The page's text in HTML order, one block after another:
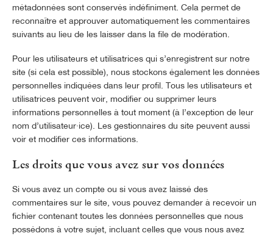
métadonnées sont conservés indéfiniment. Cela permet de
reconnaître et approuver automatiquement les commentaires
suivants au lieu de les laisser dans la file de modération.
Pour les utilisateurs et utilisatrices qui s’enregistrent sur notre
site (si cela est possible), nous stockons également les données
personnelles indiquées dans leur profil. Tous les utilisateurs et
utilisatrices peuvent voir, modifier ou supprimer leurs
informations personnelles à tout moment (à l’exception de leur
nom d’utilisateur·ice). Les gestionnaires du site peuvent aussi
voir et modifier ces informations.
Les droits que vous avez sur vos données
Si vous avez un compte ou si vous avez laissé des
commentaires sur le site, vous pouvez demander à recevoir un
fichier contenant toutes les données personnelles que nous
possédons à votre sujet, incluant celles que vous nous avez